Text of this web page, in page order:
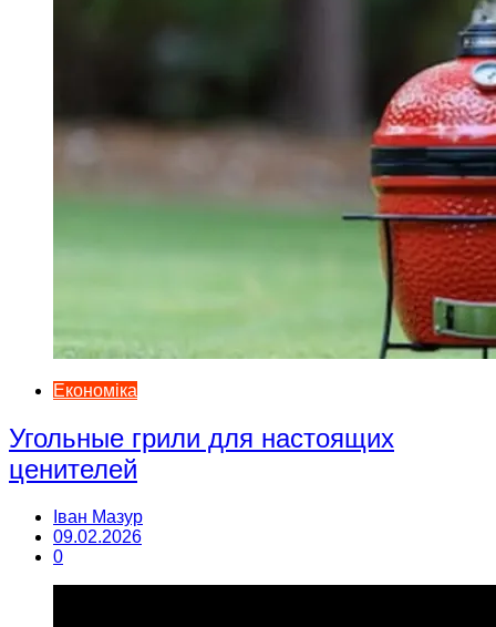
Економіка
Угольные грили для настоящих
ценителей
Іван Мазур
09.02.2026
0